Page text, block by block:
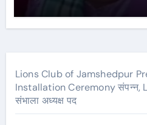
Lions Club of Jamshedpur
Installation Ceremony संपन्न,
संभाला अध्यक्ष पद